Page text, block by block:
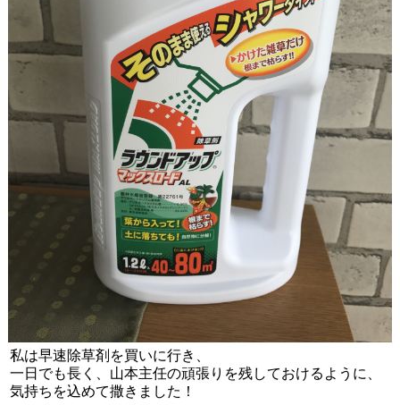
私は早速除草剤を買いに行き、
一日でも長く、山本主任の頑張りを残しておけるように、
気持ちを込めて撒きました！